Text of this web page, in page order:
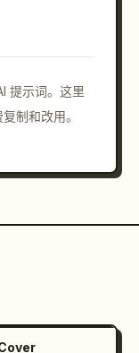
提示词。这里
制和改用。